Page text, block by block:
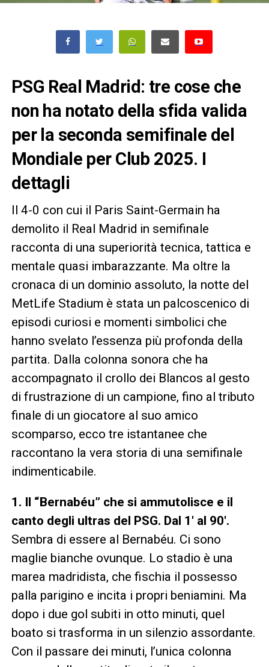
PSG Real Madrid: tre cose che
non ha notato della sfida valida
per la seconda semifinale del
Mondiale per Club 2025. I
dettagli
Il 4-0 con cui il Paris Saint-Germain ha
demolito il Real Madrid in semifinale
racconta di una superiorità tecnica, tattica e
mentale quasi imbarazzante. Ma oltre la
cronaca di un dominio assoluto, la notte del
MetLife Stadium è stata un palcoscenico di
episodi curiosi e momenti simbolici che
hanno svelato l’essenza più profonda della
partita. Dalla colonna sonora che ha
accompagnato il crollo dei Blancos al gesto
di frustrazione di un campione, fino al tributo
finale di un giocatore al suo amico
scomparso, ecco tre istantanee che
raccontano la vera storia di una semifinale
indimenticabile.
1. Il “Bernabéu” che si ammutolisce e il
canto degli ultras del PSG. Dal 1′ al 90′.
Sembra di essere al Bernabéu. Ci sono
maglie bianche ovunque. Lo stadio è una
marea madridista, che fischia il possesso
palla parigino e incita i propri beniamini. Ma
dopo i due gol subiti in otto minuti, quel
boato si trasforma in un silenzio assordante.
Con il passare dei minuti, l’unica colonna